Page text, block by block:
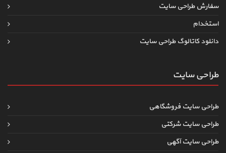
سفارش طراحی سایت
استخدام
دانلود کاتالوگ طراحی سایت
طراحی سایت
طراحی سایت فروشگاهی
طراحی سایت شرکتی
طراحی سایت آگهی